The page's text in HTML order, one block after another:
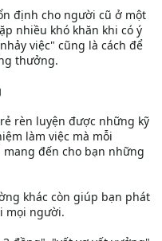
định cho người cũ ở một
nhiều khó khăn khi có ý
việc" cũng là cách để
thưởng.
rèn luyện được những kỹ
làm việc mà mỗi
đến cho bạn những
khác còn giúp bạn phát
mọi người.